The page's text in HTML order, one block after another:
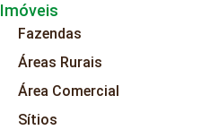
Imóveis
Fazendas
Áreas Rurais
Área Comercial
Sítios